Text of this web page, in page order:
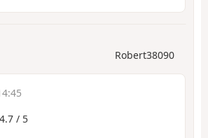
Robert38090
4.7 / 5